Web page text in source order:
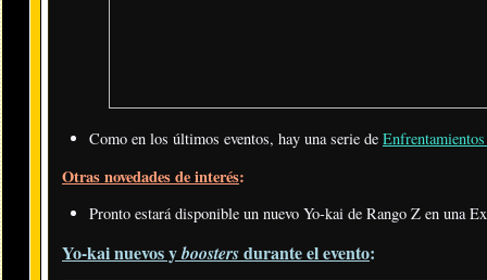
Como en los últimos eventos, hay una serie de
Otras novedades de interés:
Pronto estará disponible un nuevo Yo-kai de Rango Z en una
Yo-kai nuevos yboostersdurante el evento: